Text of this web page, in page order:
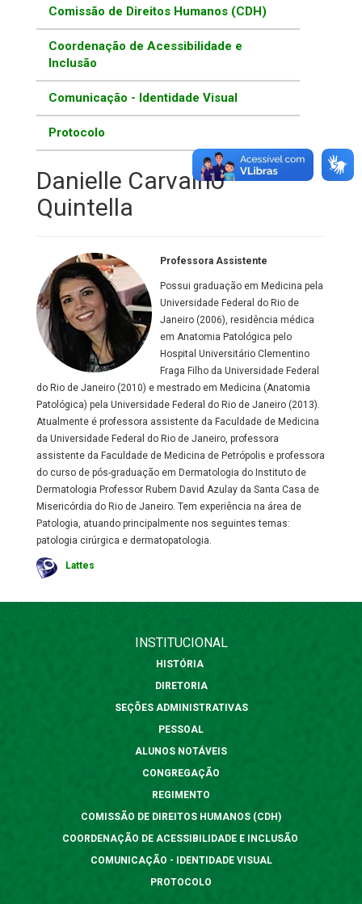
Comissão de Direitos Humanos (CDH)
Coordenação de Acessibilidade e
Inclusão
Comunicação - Identidade Visual
Protocolo
Danielle Carvalho
Quintella
Professora Assistente
Possui graduação em Medicina pela
Universidade Federal do Rio de
Janeiro (2006), residência médica
em Anatomia Patológica pelo
Hospital Universitário Clementino
Fraga Filho da Universidade Federal
do Rio de Janeiro (2010) e mestrado em Medicina (Anatomia
Patológica) pela Universidade Federal do Rio de Janeiro (2013).
Atualmente é professora assistente da Faculdade de Medicina
da Universidade Federal do Rio de Janeiro, professora
assistente da Faculdade de Medicina de Petrópolis e professora
do curso de pós-graduação em Dermatologia do Instituto de
Dermatologia Professor Rubem David Azulay da Santa Casa de
Misericórdia do Rio de Janeiro. Tem experiência na área de
Patologia, atuando principalmente nos seguintes temas:
patologia cirúrgica e dermatopatologia.
Lattes
INSTITUCIONAL
HISTÓRIA
DIRETORIA
SEÇÕES ADMINISTRATIVAS
PESSOAL
ALUNOS NOTÁVEIS
CONGREGAÇÃO
REGIMENTO
COMISSÃO DE DIREITOS HUMANOS (CDH)
COORDENAÇÃO DE ACESSIBILIDADE E INCLUSÃO
COMUNICAÇÃO - IDENTIDADE VISUAL
PROTOCOLO